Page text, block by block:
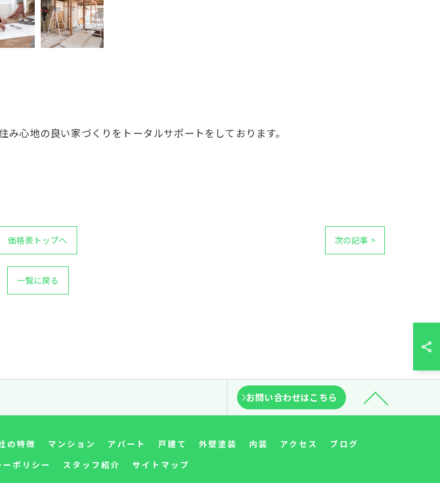
心地の良い家づくりをトータルサポートをしております。
価格表トップへ 次の記事 >
一覧に戻る
お問い合わせはこちら
の特徴 マンション アパート 戸建て 外壁塗装 内装 アクセス
ブログ
ポリシー スタッフ紹介 サイトマップ